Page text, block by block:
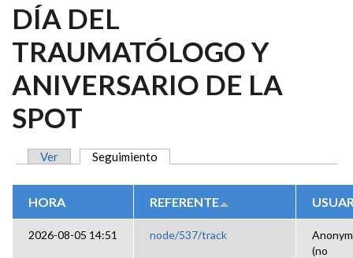
DÍA DEL
TRAUMATÓLOGO Y
ANIVERSARIO DE LA
SPOT
Ver Seguimiento
HORA REFERENTE
2026-08-05 14:51 node/537/track
(no